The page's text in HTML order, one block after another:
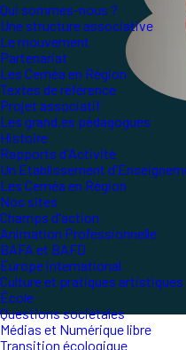
Qui sommes-nous ?
Une structure associative
Le mouvement
Partenariat
Les Ceméa en Région
Textes de référence
Projet associatif
Les grand.es pédagogues
Histoire
Rapports d'Activité
Un Etablissement
Les Ceméa en Région
Nos sites
Champs d'action
Animation Professionnelle
BAFA et BAFD
Europe international
Culture et pratiques artistiques
École
Questions sociétales
Médias et Numérique libre
Transition écologique